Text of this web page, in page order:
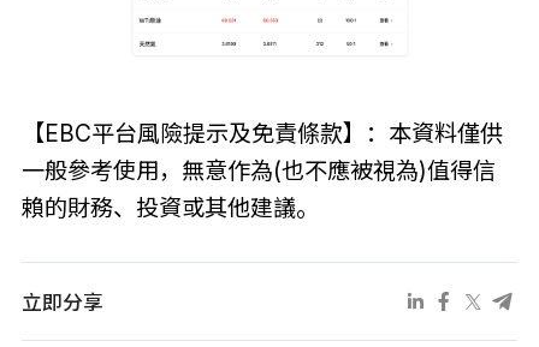
【EBC平台風險提示及免責條款】：本資料僅供
一般參考使用，無意作為(也不應被視為)值得信
賴的財務、投資或其他建議。
立即分享